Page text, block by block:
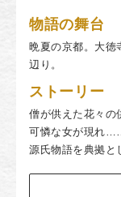
物語の舞台
晩夏の京都。大徳
辺り。
ストーリー
僧が供えた花々の
可憐な女が現れ
源氏物語を典拠と